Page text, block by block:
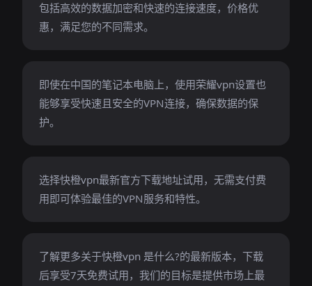
包括高效的数据加密和快速的连接速度，价格优
惠，满足您的不同需求。
即使在中国的笔记本电脑上，使用荣耀vpn设置也
能够享受快速且安全的VPN连接，确保数据的保
护。
选择快橙vpn最新官方下载地址试用，无需支付费
用即可体验最佳的VPN服务和特性。
了解更多关于快橙vpn 是什么?的最新版本，下载
后享受7天免费试用，我们的目标是提供市场上最